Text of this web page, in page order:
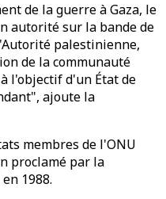
de la guerre à Gaza, le
autorité sur la bande de
palestinienne,
de la communauté
l'objectif d'un État de
ajoute la
membres de l'ONU
proclamé par la
1988.